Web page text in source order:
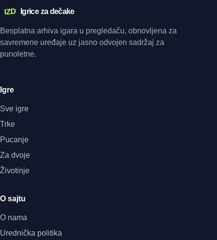
IZD Igrice za dečake
Besplatna arhiva igara u pregledaču, obnovljena za
savremene uređaje uz jasno odvojen sadržaj za
punoletne.
Igre
Sve igre
Trke
Pucanje
Za dvoje
Životinje
O sajtu
O nama
Urednička politika